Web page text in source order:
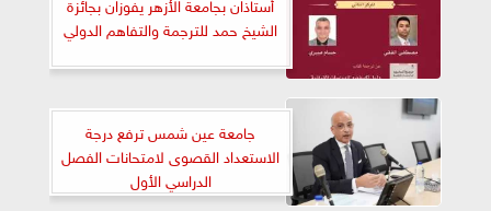
الشيخ حمد للترجمة والتفاهم الدولي
جامعة عين شمس ترفع درجة
الاستعداد القصوى لامتحانات الفصل
الدراسي الأول